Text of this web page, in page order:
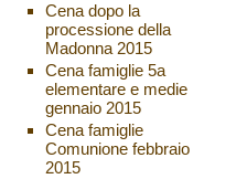
Cena dopo la
processione della
Madonna 2015
Cena famiglie 5a
elementare e medie
gennaio 2015
Cena famiglie
Comunione febbraio
2015